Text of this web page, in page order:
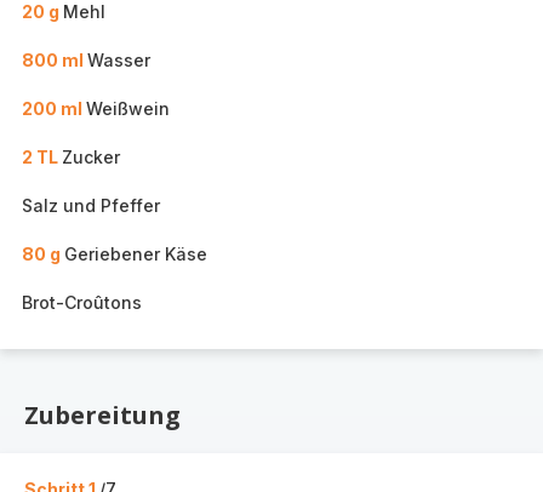
20 g Mehl
800 ml Wasser
200 ml Weißwein
2 TL Zucker
Salz und Pfeffer
80 g Geriebener Käse
Brot-Croûtons
Zubereitung